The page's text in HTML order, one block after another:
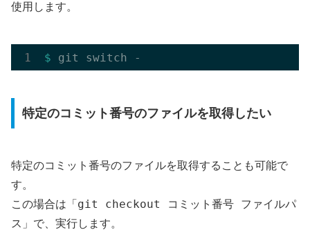
使用します。
$
特定のコミット番号のファイルを取得したい
特定のコミット番号のファイルを取得することも可能で
す。
この場合は「 git checkout コミット番号 ファイルパ
ス 」で、実行します。